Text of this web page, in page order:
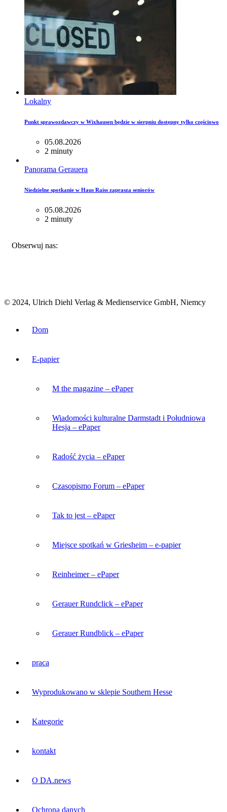
Lokalny
Punkt sprawozdawczy w Wixhausen będzie w sierpniu dostępny tylko częściowo
05.08.2026
2 minuty
Panorama Gerauera
Niedzielne spotkanie w Haus Raiss zaprasza seniorów
05.08.2026
2 minuty
Obserwuj nas:
© 2024, Ulrich Diehl Verlag & Medienservice GmbH, Niemcy
Dom
E-papier
M the magazine – ePaper
Wiadomości kulturalne Darmstadt i Południowa
Hesja – ePaper
Radość życia – ePaper
Czasopismo Forum – ePaper
Tak to jest – ePaper
Miejsce spotkań w Griesheim – e-papier
Reinheimer – ePaper
Gerauer Rundclick – ePaper
Gerauer Rundblick – ePaper
praca
Wyprodukowano w sklepie Southern Hesse
Kategorie
kontakt
O DA.news
Ochrona danych